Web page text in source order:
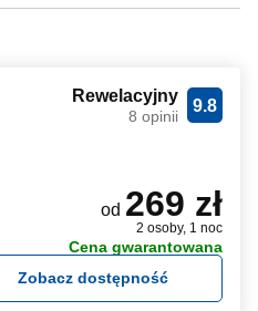
9.8
Rewelacyjny
8 opinii
od 269 zł
2 osoby, 1 noc
Cena gwarantowana
Zobacz dostępność